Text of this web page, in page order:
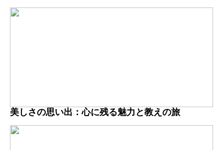
美しさの思い出：心に残る魅力と教えの旅